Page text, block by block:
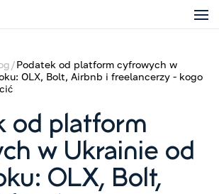
Podatek od platform cyfrowych w
OLX, Bolt, Airbnb i freelancerzy - kogo
od platform
w Ukrainie od
OLX, Bolt,